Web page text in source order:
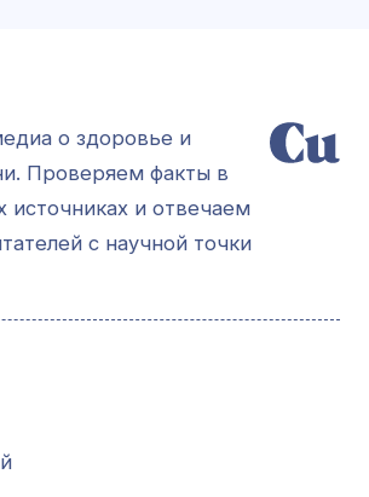
о здоровье и
Проверяем факты в
источниках и отвечаем
с научной точки